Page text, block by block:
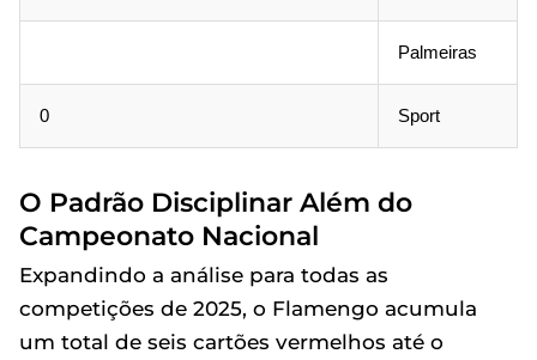
Palmeiras
0 Sport
O Padrão Disciplinar Além do
Campeonato Nacional
Expandindo a análise para todas as
competições de 2025, o Flamengo acumula
um total de seis cartões vermelhos até o